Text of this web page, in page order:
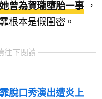
曾為賀瓏墮胎一事，
根本是假閨密。
往下閱讀
脫口秀演出遭炎上